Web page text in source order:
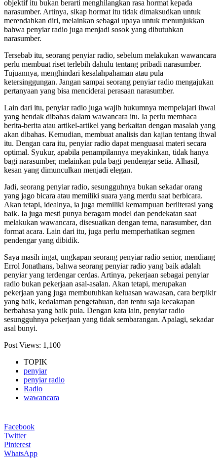
objektif itu bukan berarti menghilangkan rasa hormat kepada
narasumber. Artinya, sikap hormat itu tidak dimaksudkan untuk
merendahkan diri, melainkan sebagai upaya untuk menunjukkan
bahwa penyiar radio juga menjadi sosok yang dibutuhkan
narasumber.
Tersebab itu, seorang penyiar radio, sebelum melakukan wawancara
perlu membuat riset terlebih dahulu tentang pribadi narasumber.
Tujuannya, menghindari kesalahpahaman atau pula
ketersinggungan. Jangan sampai seorang penyiar radio mengajukan
pertanyaan yang bisa menciderai perasaan narasumber.
Lain dari itu, penyiar radio juga wajib hukumnya mempelajari ihwal
yang hendak dibahas dalam wawancara itu. Ia perlu membaca
berita-berita atau artikel-artikel yang berkaitan dengan masalah yang
akan dibahas. Kemudian, membuat analisis dan kajian tentang ihwal
itu. Dengan cara itu, penyiar radio dapat menguasai materi secara
optimal. Syukur, apabila penampilannya meyakinkan, tidak hanya
bagi narasumber, melainkan pula bagi pendengar setia. Alhasil,
kesan yang dimunculkan menjadi elegan.
Jadi, seorang penyiar radio, sesungguhnya bukan sekadar orang
yang jago bicara atau memiliki suara yang merdu saat berbicara.
Akan tetapi, idealnya, ia juga memiliki kemampuan berliterasi yang
baik. Ia juga mesti punya beragam model dan pendekatan saat
melakukan wawancara, disesuaikan dengan tema, narasumber, dan
format acara. Lain dari itu, juga perlu memperhatikan segmen
pendengar yang dibidik.
Saya masih ingat, ungkapan seorang penyiar radio senior, mendiang
Errol Jonathans, bahwa seorang penyiar radio yang baik adalah
penyiar yang terdengar cerdas. Artinya, pekerjaan sebagai penyiar
radio bukan pekerjaan asal-asalan. Akan tetapi, merupakan
pekerjaan yang juga membutuhkan keluasan wawasan, cara berpikir
yang baik, kedalaman pengetahuan, dan tentu saja kecakapan
berbahasa yang baik pula. Dengan kata lain, penyiar radio
sesungguhnya pekerjaan yang tidak sembarangan. Apalagi, sekadar
asal bunyi.
Post Views: 1,100
TOPIK
penyiar
penyiar radio
Radio
wawancara
Facebook
Twitter
Pinterest
WhatsApp